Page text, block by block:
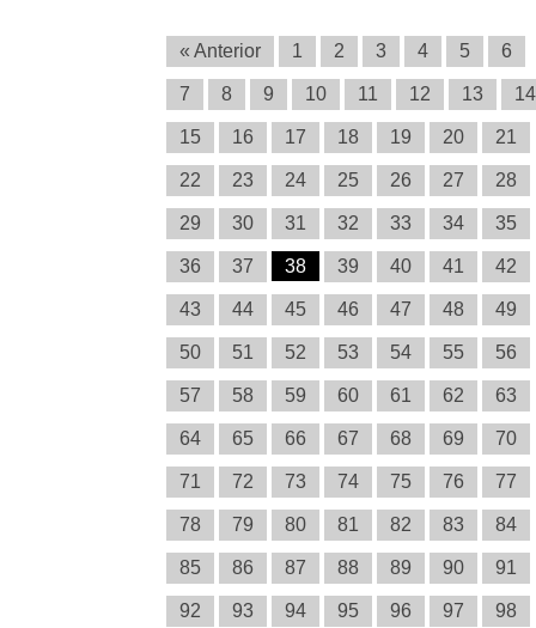
« Anterior 1 2 3 4 5 6
7 8 9 10 11 12 13 14
15 16 17 18 19 20 21
22 23 24 25 26 27 28
29 30 31 32 33 34 35
36 37 38 39 40 41 42
43 44 45 46 47 48 49
50 51 52 53 54 55 56
57 58 59 60 61 62 63
64 65 66 67 68 69 70
71 72 73 74 75 76 77
78 79 80 81 82 83 84
85 86 87 88 89 90 91
92 93 94 95 96 97 98